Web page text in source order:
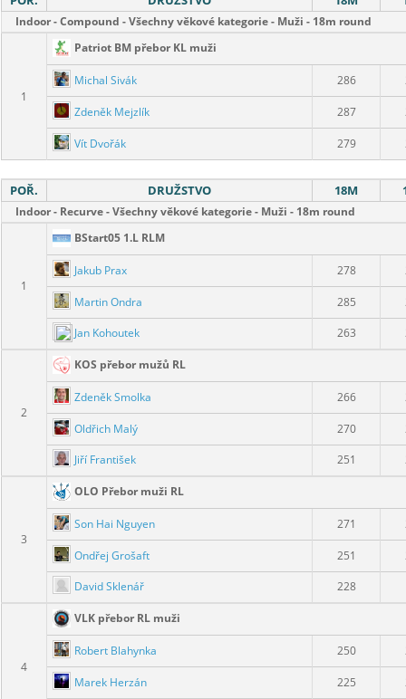
Indoor - Compound - Všechny věkové kategorie - Muži - 18m round
1
Patriot BM přebor KL muži
Michal Sivák 286
Zdeněk Mejzlík 287
Vít Dvořák 279
POŘ. DRUŽSTVO 18M
Indoor - Recurve - Všechny věkové kategorie - Muži - 18m round
1
BStart05 1.L RLM
Jakub Prax 278
Martin Ondra 285
Jan Kohoutek
263
2
KOS přebor mužů RL
Zdeněk Smolka 266
Oldřich Malý 270
Jiří František
251
3
OLO Přebor muži RL
Son Hai Nguyen 271
Ondřej Grošaft 251
David Sklenář
228
4
VLK přebor RL muži
Robert Blahynka 250
Marek Herzán 225